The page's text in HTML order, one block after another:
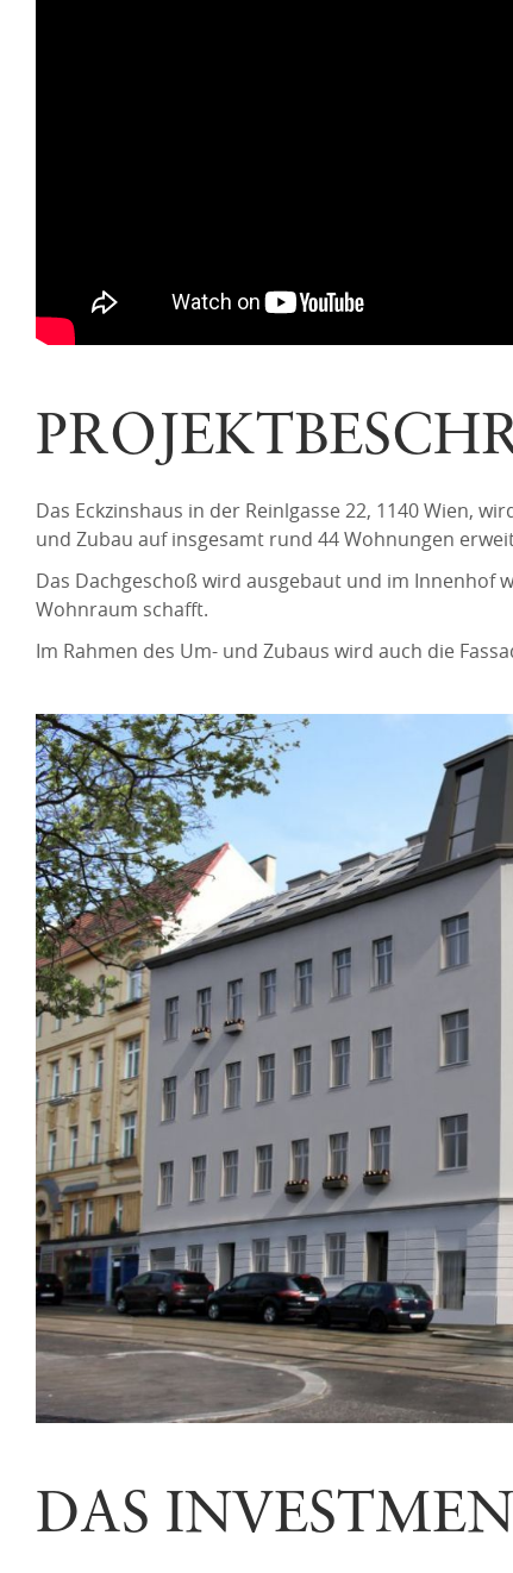
Das Eckzinshaus in der Reinlgasse 22, 1140 Wien,
und Zubau auf insgesamt rund 44 Wohnungen
Das Dachgeschoß wird ausgebaut und im Innenhof
Wohnraum schafft.
Im Rahmen des Um- und Zubaus wird auch die
DAS